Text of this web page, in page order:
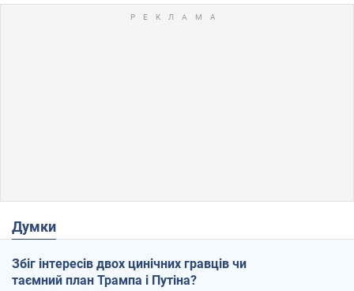
Думки
Збіг інтересів двох цинічних гравців чи
таємний план Трампа і Путіна?